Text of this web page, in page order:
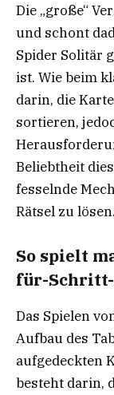
Die „große“
und schont
Spider Solitär
ist. Wie beim
darin, die
sortieren,
Beliebtheit
fesselnde
Rätsel zu lösen.
So spielt
für-
Das Spielen
Aufbau des
aufgedeckten
besteht darin,